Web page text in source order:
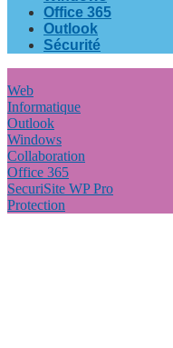
Office 365
Outlook
Sécurité
Web
Informatique
Outlook
Windows
Collaboration
Office 365
SecuriSite WP Pro
Protection